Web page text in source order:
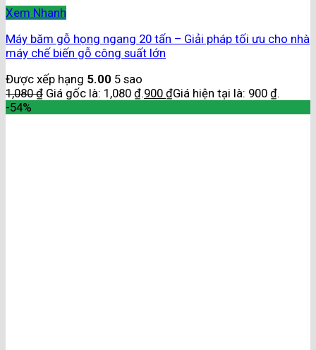
Xem Nhanh
Máy băm gỗ họng ngang 20 tấn – Giải pháp tối ưu cho nhà
máy chế biến gỗ công suất lớn
Được xếp hạng 5.00 5 sao
1,080₫ Giá gốc là: 1,080 ₫.900 ₫Giá hiện tại là: 900 ₫.
-54%